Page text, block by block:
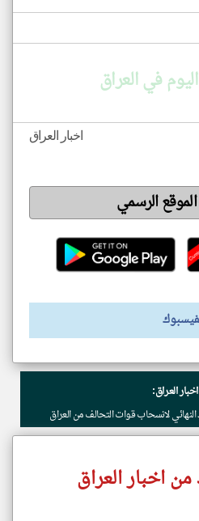
في العراق
اخبار العراق
الرسمي
اخبار العراق:
اخبار العراق